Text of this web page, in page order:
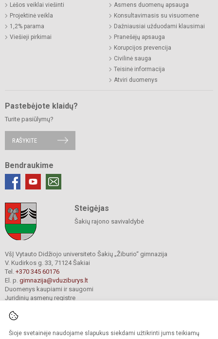
Šioje svetainėje naudojame slapukus siekdami užtikrinti jums teikiamų
Lėšos veiklai viešinti
Projektinė veikla
1,2% parama
Viešieji pirkimai
Asmens duomenų apsauga
Konsultavimasis su visuomene
Dažniausiai užduodami klausimai
Pranešėjų apsauga
Korupcijos prevencija
Civilinė sauga
Teisinė informacija
Atviri duomenys
Pastebėjote klaidų?
Turite pasiūlymų?
RAŠYKITE
Bendraukime
Steigėjas
Šakių rajono savivaldybė
VšĮ Vytauto Didžiojo universiteto Šakių „Žiburio“ gimnazija
V. Kudirkos g. 33, 71124 Šakiai
Tel. +370 345 60176
El. p. gimnazija@vduziburys.lt
Duomenys kaupiami ir saugomi
Juridinių asmenų registre